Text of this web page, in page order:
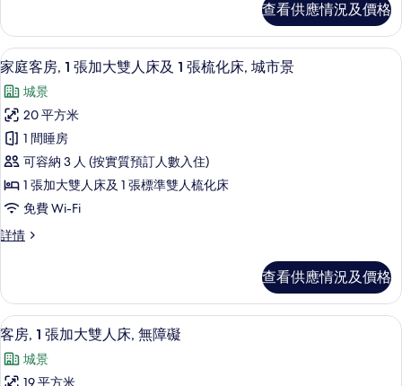
大
雙
人
床,
庭
園
景
的
相
片
加
大
雙
人
床,
庭
園
景
詳
情
查看供應情況及價格
載
入
所
有
家
庭
客
1
加
大
雙
人
家庭客房, 1 張加大雙人床及 1 張梳化
10
家庭客房, 1 張加大雙人床及 1 張梳化床, 城市景
城景
20 平方米
1 間睡房
可容納 3 人 (按實質預訂人數入住)
1 張加大雙人床及 1 張標準雙人梳化床
免費 Wi-Fi
詳情
家
1
張
加
雙
人
查看供應情況及價格
載
入
所
客房, 1 張加大雙人床, 無障礙 | 防敏
6
客房, 1 張加大雙人床, 無障礙
城景
19 平方米